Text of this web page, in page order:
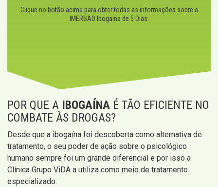
Clique no botão acima para obter todas as informações sobre a
IMERSÃO Ibogaína de 5 Dias.
POR QUE A IBOGAÍNA É TÃO EFICIENTE NO
COMBATE ÀS DROGAS?
Desde que a ibogaína foi descoberta como alternativa de
tratamento, o seu poder de ação sobre o psicológico
humano sempre foi um grande diferencial e por isso a
Clínica Grupo ViDA a utiliza como meio de tratamento
especializado.